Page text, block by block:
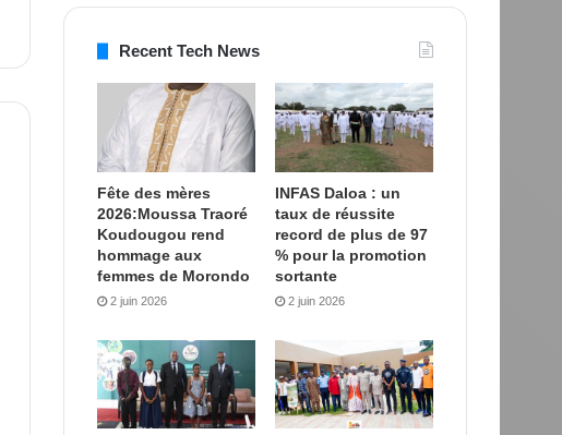
Recent Tech News
Fête des mères
2026:Moussa Traoré
Koudougou rend
hommage aux
femmes de Morondo
2 juin 2026
INFAS Daloa : un
taux de réussite
record de plus de 97
% pour la promotion
sortante
2 juin 2026